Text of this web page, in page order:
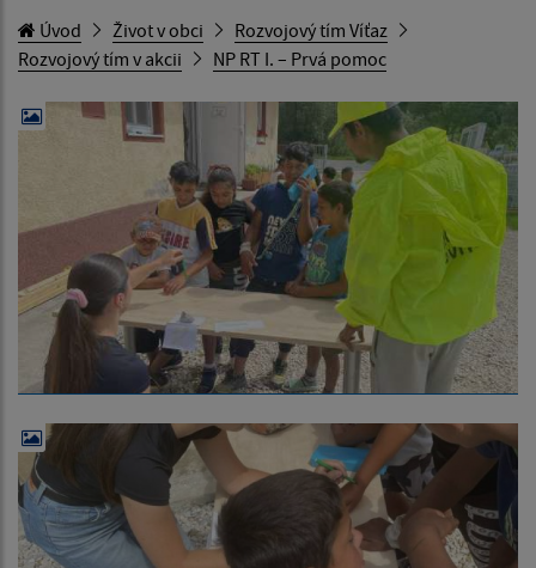
Úvod Život v obci
Rozvojový tím Víťaz
Rozvojový tím v akcii
NP RT I. – Prvá pomoc